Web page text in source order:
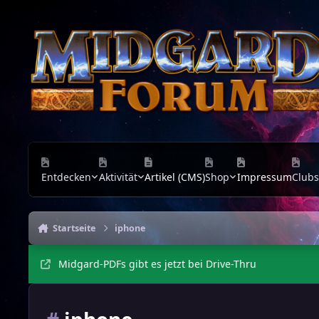
Entdecken Aktivität Artikel (CMS)Shop ImpressumClubs
Startseite iphone
Midgard-PDFs gibt es jetzt bei Drive-Thru